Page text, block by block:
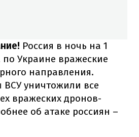
Россия в ночь на 1
по Украине вражеские
направления.
уничтожили все
вражеских дронов-
об атаке россиян –